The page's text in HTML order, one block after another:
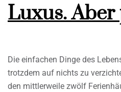
Luxus. Aber
Die einfachen Dinge des
trotzdem auf nichts zu
den mittlerweile zwölf